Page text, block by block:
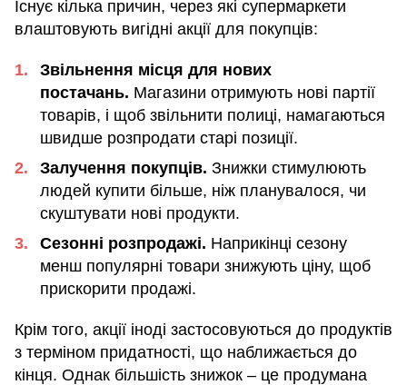
Існує кілька причин, через які супермаркети
влаштовують вигідні акції для покупців:
Звільнення місця для нових
постачань. Магазини отримують нові партії
товарів, і щоб звільнити полиці, намагаються
швидше розпродати старі позиції.
Залучення покупців. Знижки стимулюють
людей купити більше, ніж планувалося, чи
скуштувати нові продукти.
Сезонні розпродажі. Наприкінці сезону
менш популярні товари знижують ціну, щоб
прискорити продажі.
Крім того, акції іноді застосовуються до продуктів
з терміном придатності, що наближається до
кінця. Однак більшість знижок – це продумана